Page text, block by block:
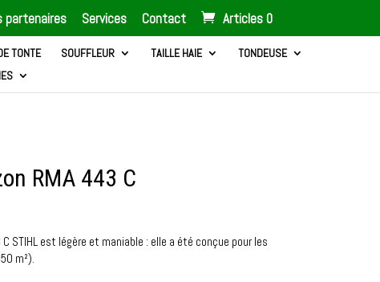
partenaires Services Contact Articles 0
TONTE SOUFFLEUR TAILLE HAIE
TONDEUSE
RMA 443 C
STIHL est légère et maniable : elle a été conçue pour les
m²).